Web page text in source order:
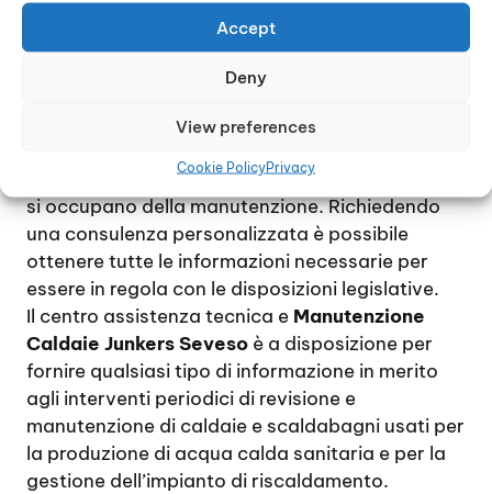
Accept
Deny
View preferences
Cookie PolicyPrivacy
residui di combustione e al rilascio del bollino
modifiche frequenti, si consiglia di informarsi
riferimento, sia direttamente presso i tecnici che
si occupano della manutenzione. Richiedendo
una consulenza personalizzata è possibile
ottenere tutte le informazioni necessarie per
essere in regola con le disposizioni legislative.
Il centro assistenza tecnica e Manutenzione
Caldaie Junkers Seveso è a disposizione per
fornire qualsiasi tipo di informazione in merito
agli interventi periodici di revisione e
manutenzione di caldaie e scaldabagni usati per
la produzione di acqua calda sanitaria e per la
gestione dell’impianto di riscaldamento.